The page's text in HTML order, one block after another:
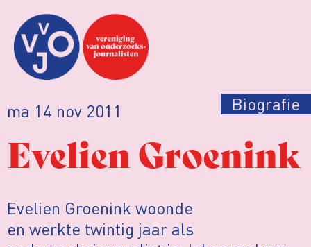
ma 14 nov 2011 Biografie
Evelien Groenink
Evelien Groenink woonde
en werkte twintig jaar als